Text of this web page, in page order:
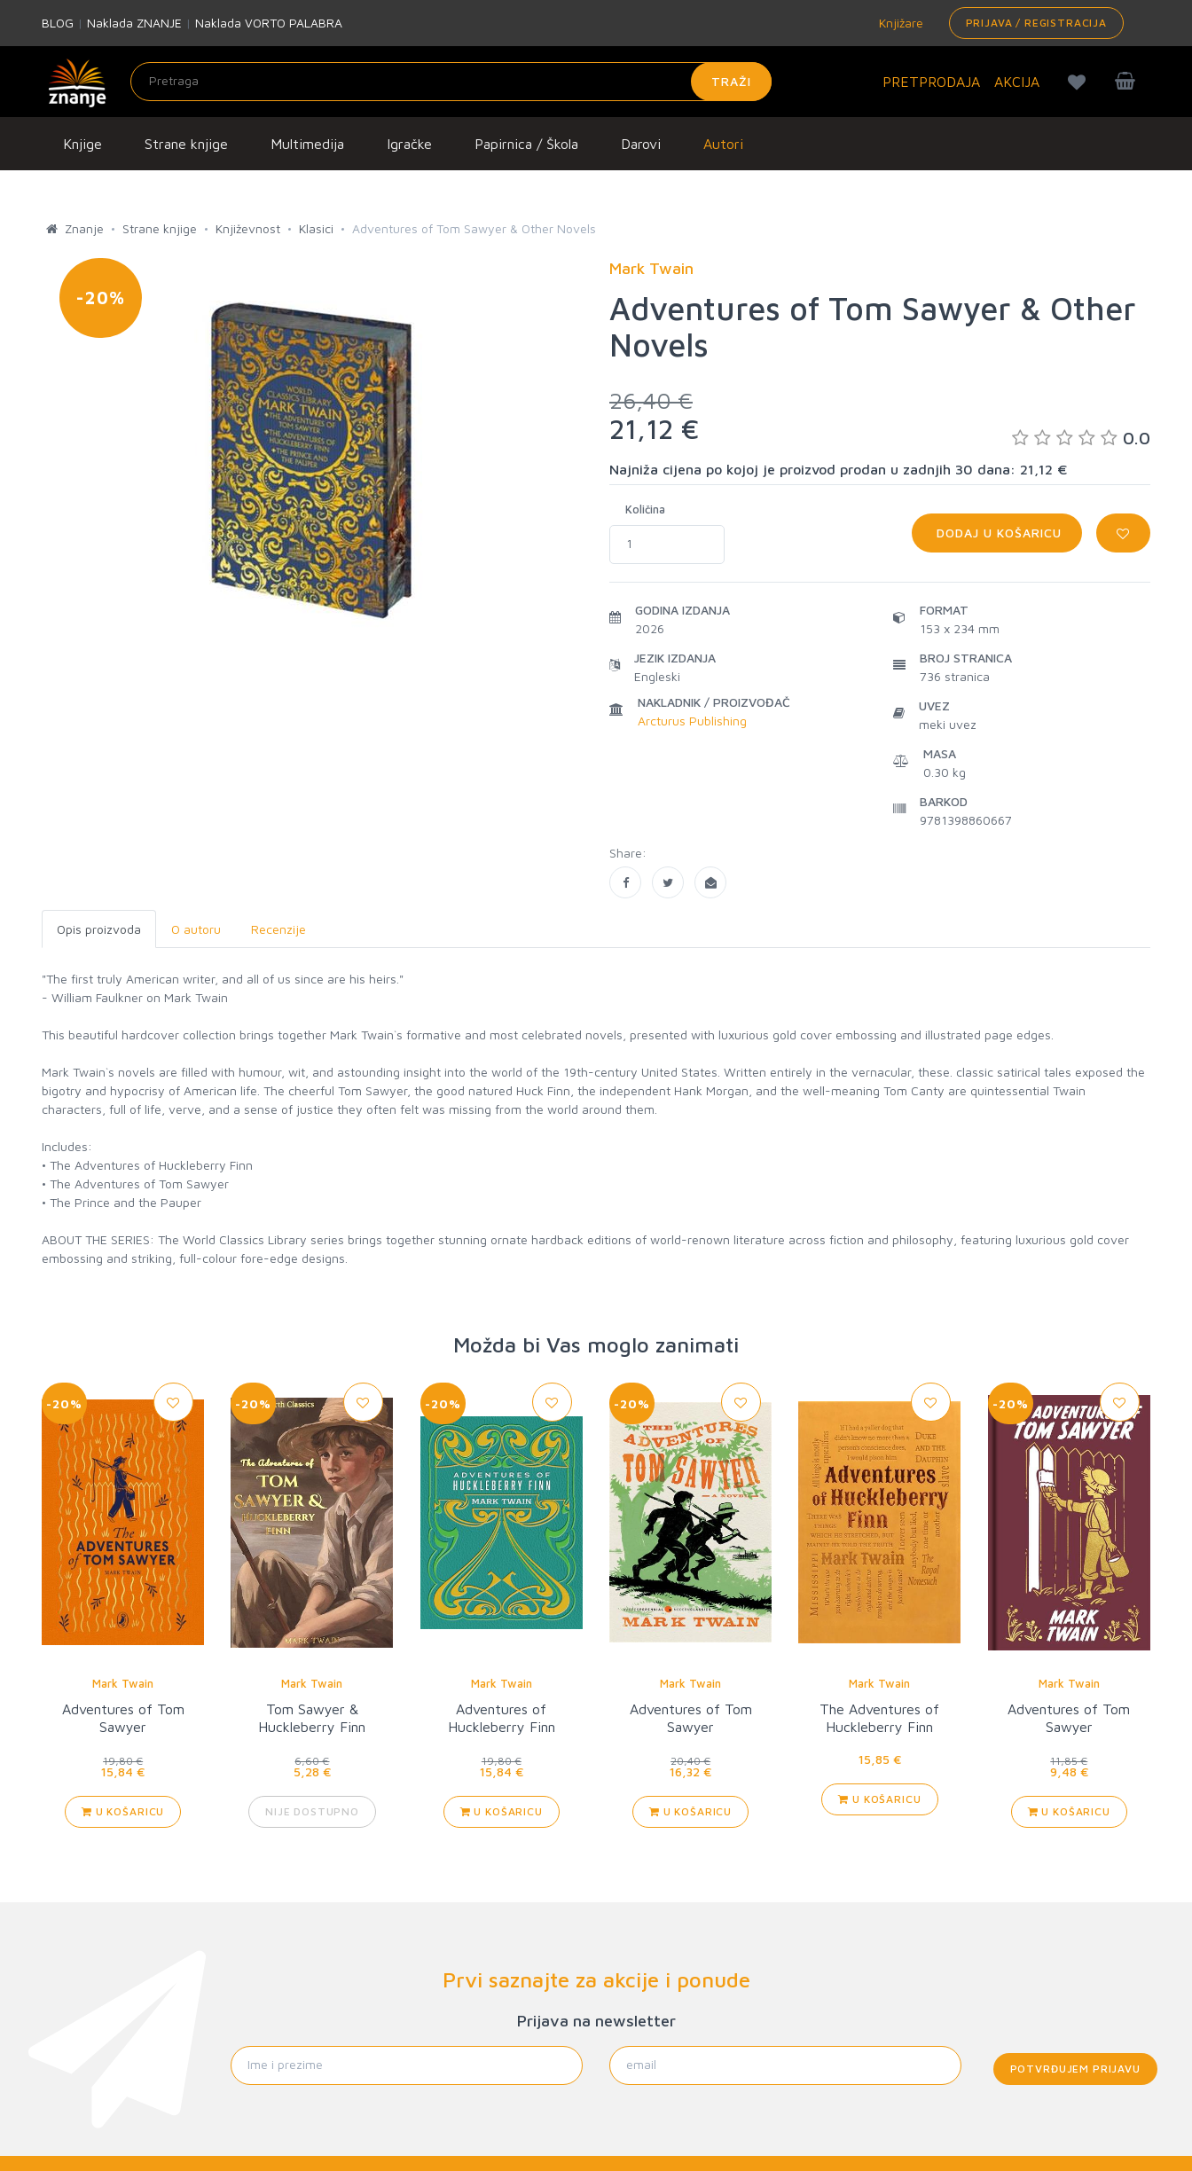
BLOG | Naklada ZNANJE | Naklada VORTO PALABRA Knjižare PRIJAVA / REGISTRACIJA
TRAŽI PRETPRODAJA AKCIJA
Knjige Strane knjige Multimedija Igračke Papirnica / Škola Darovi Autori
Znanje Strane knjige Književnost Klasici Adventures of Tom Sawyer & Other Novels
-20%
Mark Twain
Adventures of Tom Sawyer & Other
Novels
26,40 €
21,12 € 0.0
Najniža cijena po kojoj je proizvod prodan u zadnjih 30 dana: 21,12 €
Količina
DODAJ U KOŠARICU
GODINA IZDANJA
2026
JEZIK IZDANJA
Engleski
NAKLADNIK / PROIZVOĐAČ
Arcturus Publishing
FORMAT
153 x 234 mm
BROJ STRANICA
736 stranica
UVEZ
meki uvez
MASA
0.30 kg
BARKOD
9781398860667
Share:
Opis proizvoda O autoru Recenzije
"The first truly American writer, and all of us since are his heirs."
- William Faulkner on Mark Twain
This beautiful hardcover collection brings together Mark Twain`s formative and most celebrated novels, presented with luxurious gold cover embossing and illustrated page edges.
Mark Twain`s novels are filled with humour, wit, and astounding insight into the world of the 19th-century United States. Written entirely in the vernacular, these. classic satirical tales exposed the
bigotry and hypocrisy of American life. The cheerful Tom Sawyer, the good natured Huck Finn, the independent Hank Morgan, and the well-meaning Tom Canty are quintessential Twain
characters, full of life, verve, and a sense of justice they often felt was missing from the world around them.
Includes:
• The Adventures of Huckleberry Finn
• The Adventures of Tom Sawyer
• The Prince and the Pauper
ABOUT THE SERIES: The World Classics Library series brings together stunning ornate hardback editions of world-renown literature across fiction and philosophy, featuring luxurious gold cover
embossing and striking, full-colour fore-edge designs.
Možda bi Vas moglo zanimati
-20%
Mark Twain
Adventures of Tom
Sawyer
19,80 €
15,84 €
U KOŠARICU
-20%
Mark Twain
Tom Sawyer &
Huckleberry Finn
6,60 €
5,28 €
NIJE DOSTUPNO
-20%
Mark Twain
Adventures of
Huckleberry Finn
19,80 €
15,84 €
U KOŠARICU
-20%
Mark Twain
Adventures of Tom
Sawyer
20,40 €
16,32 €
U KOŠARICU
Mark Twain
The Adventures of
Huckleberry Finn
15,85 €
U KOŠARICU
-20%
Mark Twain
Adventures of Tom
Sawyer
11,85 €
9,48 €
U KOŠARICU
Prvi saznajte za akcije i ponude
Prijava na newsletter
POTVRĐUJEM PRIJAVU